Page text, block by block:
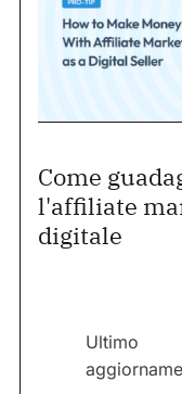
Come
l'affiliate
digitale
Ultimo